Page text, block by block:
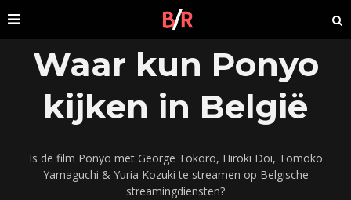
Waar kun Ponyo
kijken in België
Is de film Ponyo met George Tokoro, Hiroki Doi, Tomoko
Yamaguchi & Yuria Kozuki te streamen op Belgische
streamingdiensten?